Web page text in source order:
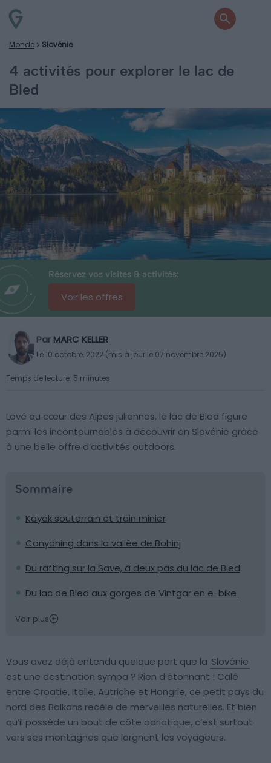
Monde Slovénie
4 activités pour explorer le lac de
Bled
Réservez vos visites & activités:
Voir les offres
Par MARC KELLER
Le 10 octobre, 2022 (mis à jour le 07 novembre 2025)
Temps de lecture: 5 minutes
Lové au cœur des Alpes juliennes, le lac de Bled figure
parmi les incontournables à découvrir en Slovénie grâce
à une belle offre d’activités outdoors.
Sommaire
Kayak souterrain et train minier
Canyoning dans la vallée de Bohinj
Du rafting sur la Save, à deux pas du lac de Bled
Du lac de Bled aux gorges de Vintgar en e-bike
Voir plus
Vous avez déjà entendu quelque part que la Slovénie
est une destination sympa ? Rien d’étonnant ! Calé
entre Croatie, Italie, Autriche et Hongrie, ce petit pays du
nord des Balkans recèle de merveilles naturelles. Et bien
qu’il possède un bout de côte adriatique, c’est surtout
vers ses montagnes que lorgnent les voyageurs.